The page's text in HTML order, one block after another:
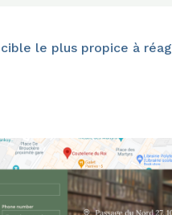
le plus propice à